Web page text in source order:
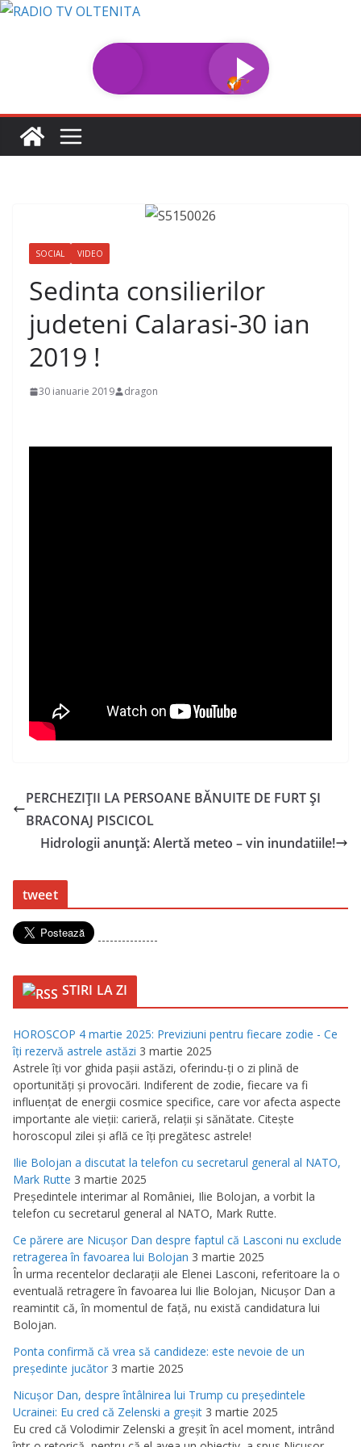
Sari
SOCIAL VIDEO
Sedinta consilierilor
judeteni Calarasi-30 ian
2019 !
30 ianuarie 2019 dragon
PERCHEZIŢII LA PERSOANE BĂNUITE DE FURT ȘI
BRACONAJ PISCICOL
Hidrologii anunță: Alertă meteo – vin inundatiile!
tweet
---------------
STIRI LA ZI
HOROSCOP 4 martie 2025: Previziuni pentru fiecare zodie - Ce
îţi rezervă astrele astăzi 3 martie 2025
Astrele îţi vor ghida paşii astăzi, oferindu-ţi o zi plină de
oportunităţi şi provocări. Indiferent de zodie, fiecare va fi
influenţat de energii cosmice specifice, care vor afecta aspecte
importante ale vieţii: carieră, relaţii şi sănătate. Citeşte
horoscopul zilei şi află ce îţi pregătesc astrele!
Ilie Bolojan a discutat la telefon cu secretarul general al NATO,
Mark Rutte 3 martie 2025
Preşedintele interimar al României, Ilie Bolojan, a vorbit la
telefon cu secretarul general al NATO, Mark Rutte.
Ce părere are Nicuşor Dan despre faptul că Lasconi nu exclude
retragerea în favoarea lui Bolojan 3 martie 2025
În urma recentelor declaraţii ale Elenei Lasconi, referitoare la o
eventuală retragere în favoarea lui Ilie Bolojan, Nicuşor Dan a
reamintit că, în momentul de faţă, nu există candidatura lui
Bolojan.
Ponta confirmă că vrea să candideze: este nevoie de un
preşedinte jucător 3 martie 2025
Nicuşor Dan, despre întâlnirea lui Trump cu preşedintele
Ucrainei: Eu cred că Zelenski a greşit 3 martie 2025
Eu cred că Volodimir Zelenski a greşit în acel moment, intrând